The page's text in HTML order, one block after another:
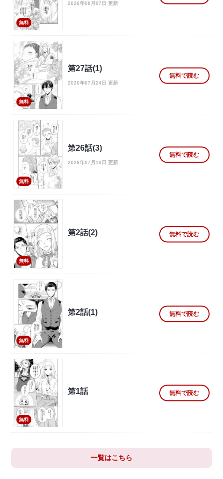
無料
2026年08月07日 更新
無料
第27話(1)
2026年07月24日 更新
無料で読む
無料
第26話(3)
2026年07月10日 更新
無料で読む
無料
第2話(2) 無料で読む
無料
第2話(1) 無料で読む
無料
第1話 無料で読む
一覧はこちら